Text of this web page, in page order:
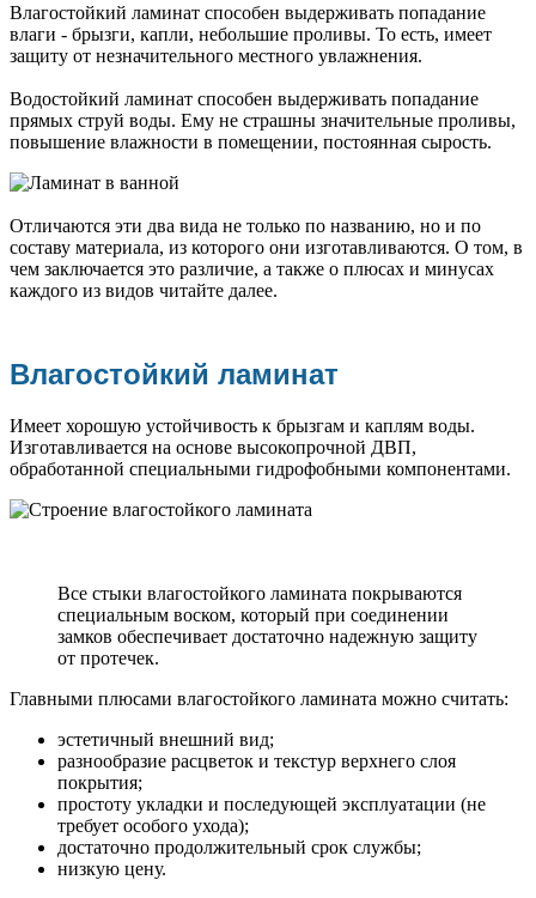
Влагостойкий ламинат способен выдерживать попадание
влаги - брызги, капли, небольшие проливы. То есть, имеет
защиту от незначительного местного увлажнения.
Водостойкий ламинат способен выдерживать попадание
прямых струй воды. Ему не страшны значительные проливы,
повышение влажности в помещении, постоянная сырость.
Отличаются эти два вида не только по названию, но и по
составу материала, из которого они изготавливаются. О том, в
чем заключается это различие, а также о плюсах и минусах
каждого из видов читайте далее.
Влагостойкий ламинат
Имеет хорошую устойчивость к брызгам и каплям воды.
Изготавливается на основе высокопрочной ДВП,
обработанной специальными гидрофобными компонентами.
Все стыки влагостойкого ламината покрываются
специальным воском, который при соединении
замков обеспечивает достаточно надежную защиту
от протечек.
Главными плюсами влагостойкого ламината можно считать:
эстетичный внешний вид;
разнообразие расцветок и текстур верхнего слоя
покрытия;
простоту укладки и последующей эксплуатации (не
требует особого ухода);
достаточно продолжительный срок службы;
низкую цену.